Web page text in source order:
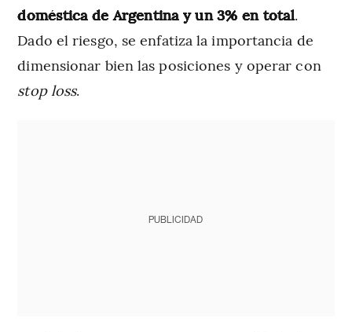
doméstica de Argentina y un 3% en total.
Dado el riesgo, se enfatiza la importancia de
dimensionar bien las posiciones y operar con
stop loss.
PUBLICIDAD